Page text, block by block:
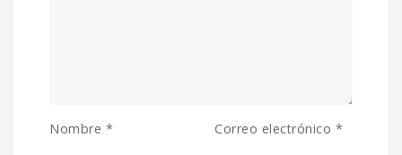
Nombre * Correo electrónico *